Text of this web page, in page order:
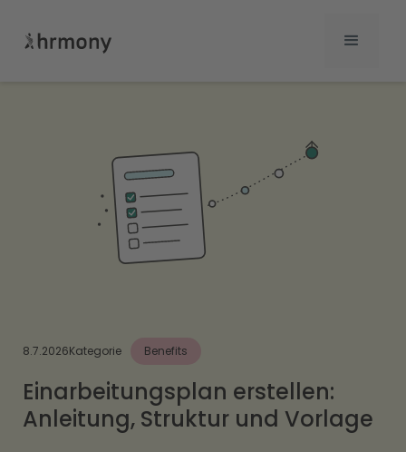
8.7.2026Kategorie Benefits
Einarbeitungsplan erstellen:
Anleitung, Struktur und Vorlage